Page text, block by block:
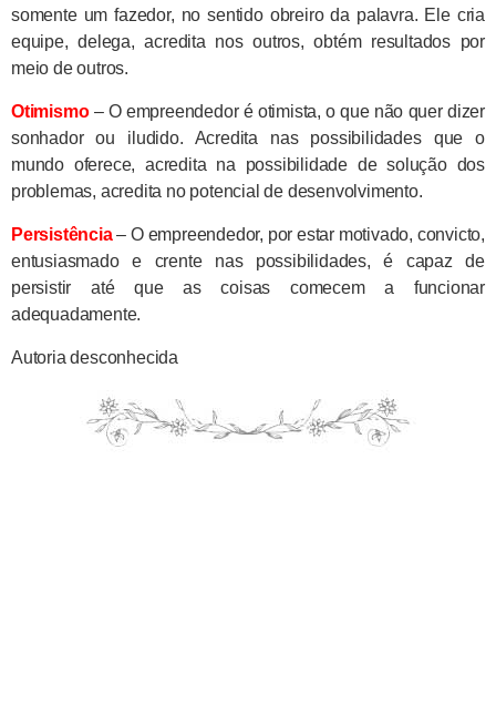
somente um fazedor, no sentido obreiro da palavra. Ele cria
equipe, delega, acredita nos outros, obtém resultados por
meio de outros.
Otimismo – O empreendedor é otimista, o que não quer dizer
sonhador ou iludido. Acredita nas possibilidades que o
mundo oferece, acredita na possibilidade de solução dos
problemas, acredita no potencial de desenvolvimento.
Persistência– O empreendedor, por estar motivado, convicto,
entusiasmado e crente nas possibilidades, é capaz de
persistir até que as coisas comecem a funcionar
adequadamente.
Autoria desconhecida